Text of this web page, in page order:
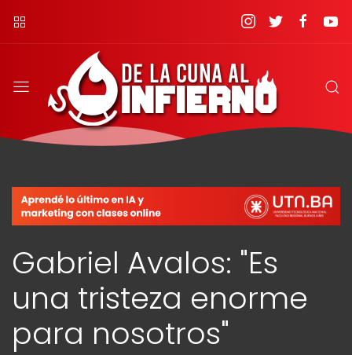
Gabriel Avalos: "Es
una tristeza enorme
para nosotros"